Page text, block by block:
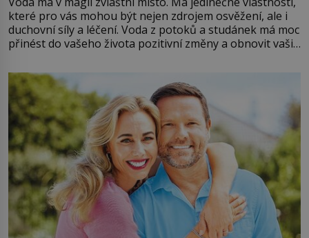
které pro vás mohou být nejen zdrojem osvěžení, ale i
duchovní síly a léčení. Voda z potoků a studánek má moc
přinést do vašeho života pozitivní změny a obnovit vaši
můžete obohatit své rituály a přinést do svého života
větší harmonii a klid. Je důležité